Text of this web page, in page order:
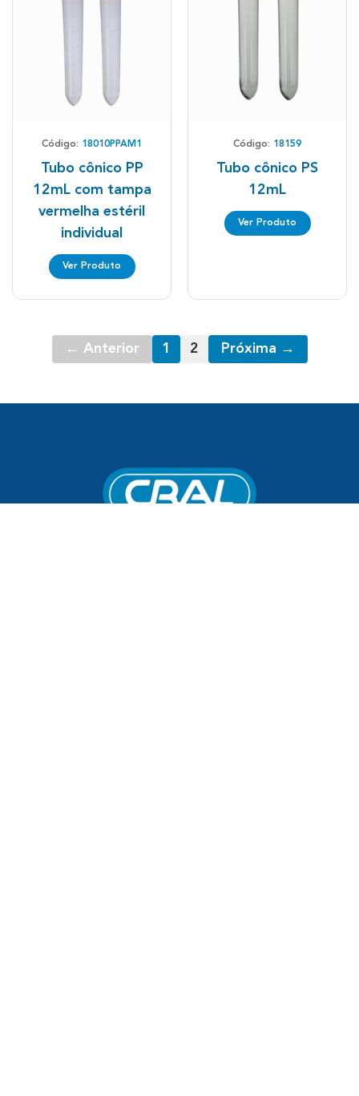
Código: 18010PPAM1
Tubo cônico PP
12mL com tampa
vermelha estéril
individual
Ver Produto
Código: 18159
Tubo cônico PS
12mL
Ver Produto
← Anterior 1 2 Próxima →